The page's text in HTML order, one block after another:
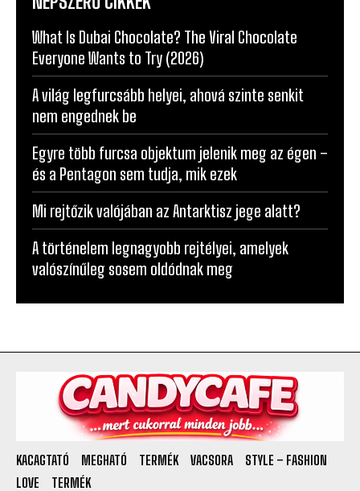
What Is Dubai Chocolate? The Viral Chocolate
Everyone Wants to Try (2026)
A világ legfurcsább helyei, ahová szinte senkit
nem engednek be
Egyre több furcsa objektum jelenik meg az égen –
és a Pentagon sem tudja, mik ezek
Mi rejtőzik valójában az Antarktisz jege alatt?
A történelem legnagyobb rejtélyei, amelyek
valószínűleg sosem oldódnak meg
KACAGTATÓ MEGHATÓ TERMÉK VACSORA
STYLE – FASHION
LOVE
TERMÉK